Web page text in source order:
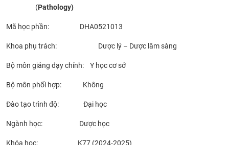
(Pathology)
Mã học phần: DHA0521013
Khoa phụ trách: Dược lý – Dược lâm sàng
Bộ môn giảng dạy chính: Y học cơ sở
Bộ môn phối hợp: Không
Đào tạo trình độ: Đại học
Ngành học: Dược học
Khóa học: K77 (2024-2025)